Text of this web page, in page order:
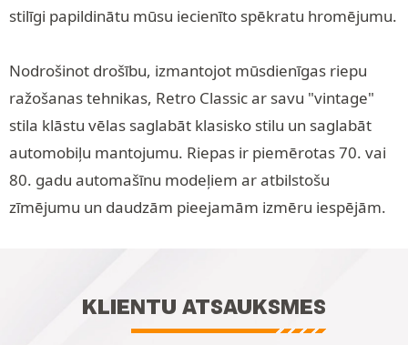
stilīgi papildinātu mūsu iecienīto spēkratu hromējumu.
Nodrošinot drošību, izmantojot mūsdienīgas riepu
ražošanas tehnikas, Retro Classic ar savu "vintage"
stila klāstu vēlas saglabāt klasisko stilu un saglabāt
automobiļu mantojumu. Riepas ir piemērotas 70. vai
80. gadu automašīnu modeļiem ar atbilstošu
zīmējumu un daudzām pieejamām izmēru iespējām.
KLIENTU ATSAUKSMES